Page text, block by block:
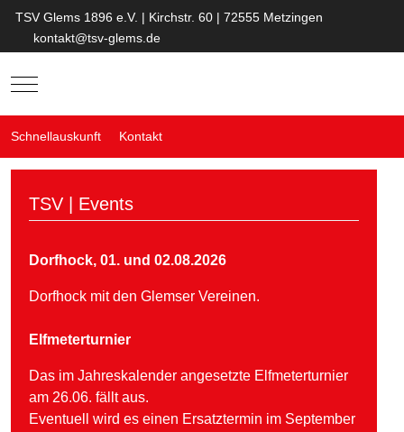
TSV Glems 1896 e.V. | Kirchstr. 60 | 72555 Metzingen
kontakt@tsv-glems.de
Mobile Menu Toggle
Schnellauskunft Kontakt
TSV | Events
Dorfhock, 01. und 02.08.2026
Dorfhock mit den Glemser Vereinen.
Elfmeterturnier
Das im Jahreskalender angesetzte Elfmeterturnier
am 26.06. fällt aus.
Eventuell wird es einen Ersatztermin im September